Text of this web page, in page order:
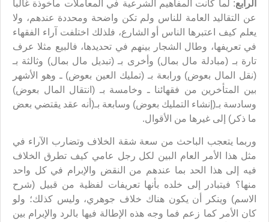
الرابع: لما كانت المفاهيم الشرعية في المعاملات مأخوذة غالبا
عن التقاليد العامة للناس ولم تكن واضحة ومحددة عندهم، ولا
يعلم كيف اعتبرها الناس أو الشارع، فلذلك اختلفت آراء الفقهاء
في تعريفها، وطال الشجار بينهم في تحديدها، فالبيع مثلا عرف
تارة بـ (مبادلة مال بمال) وأخرى بـ (تبديل مال بمال) وثالثة بـ
(نقل المال بعوض) ورابعة بـ (تمليك العين بعوض) ـ وهو الأشهر
بين المتأخرين من فقهائنا ـ وخامسة بـ (انتقال المال بعوض)
وسادسة بـ(إنشاء التمليك بعوض) وسابعة بـ(أنه عقد يقتضي بعض
ما ذكر) إلى غيرها من الأقوال.
وربما يتعجب الباحث من سعة شقة الخلاف وتضارب الآراء في
مثل هذا الأمر العام البين لكل رجل عامي كيف تطرق الخلاف
فيه إلى هذا الحد بما عندهم من النقض والإبرام في كل واحد
منها؟ فيتبادر إلى خلده بأنها تعريفات لفظية من قبيل (شرح
الاسم) وينكر أن يكون هناك خلاف جوهري، وليس كذلك؛ ولو
كان الأمر كما زعم فما وجه هذه الإطالة فيها بالرد والإبرام بين